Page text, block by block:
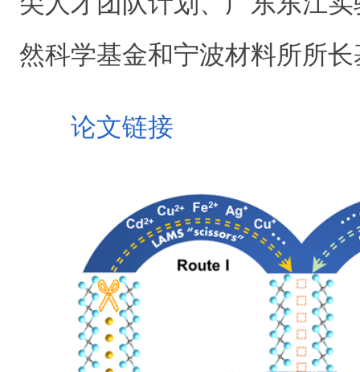
然科学基金和宁波材料所所
论文链接